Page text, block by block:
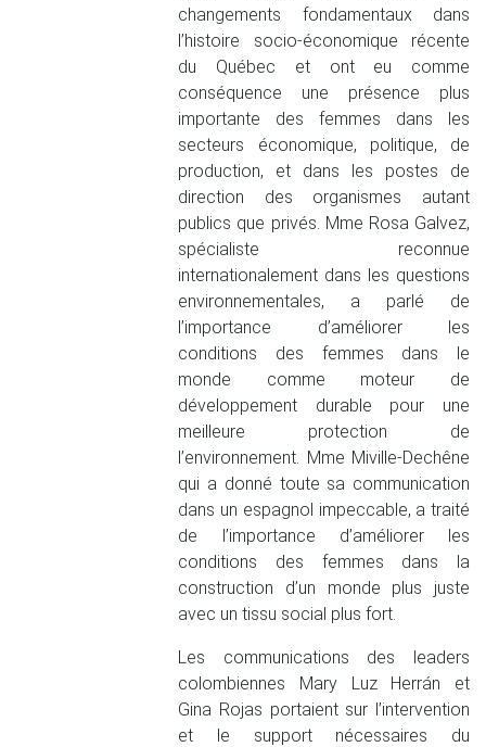
changements fondamentaux dans
l’histoire socio-économique récente
du Québec et ont eu comme
conséquence une présence plus
importante des femmes dans les
secteurs économique, politique, de
production, et dans les postes de
direction des organismes autant
publics que privés. Mme Rosa Galvez,
spécialiste reconnue
internationalement dans les questions
environnementales, a parlé de
l’importance d’améliorer les
conditions des femmes dans le
monde comme moteur de
développement durable pour une
meilleure protection de
l’environnement. Mme Miville-Dechêne
qui a donné toute sa communication
dans un espagnol impeccable, a traité
de l’importance d’améliorer les
conditions des femmes dans la
construction d’un monde plus juste
avec un tissu social plus fort.
Les communications des leaders
colombiennes Mary Luz Herrán et
Gina Rojas portaient sur l’intervention
et le support nécessaires du